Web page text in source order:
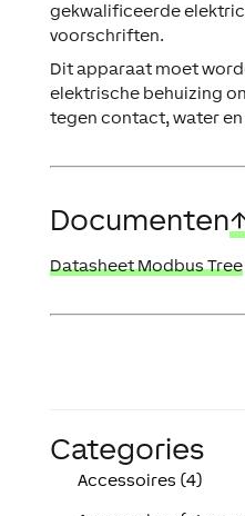
gekwalificeerde
voorschriften.
Dit apparaat moet
elektrische behuizing
tegen contact, water en
Documenten
Datasheet Modbus Tree
Categories
Accessoires (4)